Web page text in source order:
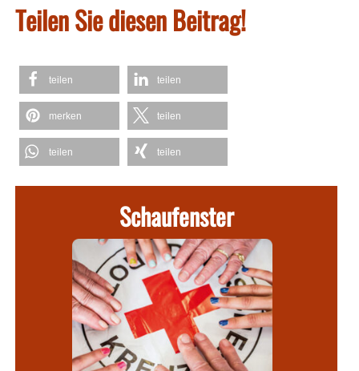
Teilen Sie diesen Beitrag!
teilen teilen
merken teilen
teilen teilen
Schaufenster